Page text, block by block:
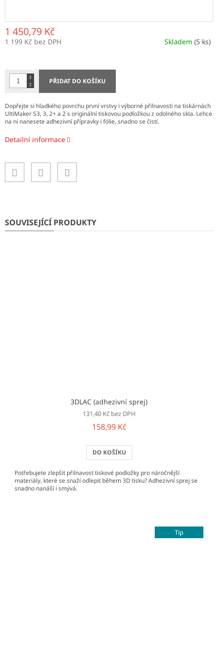
1 450,79 Kč
1 199 Kč bez DPH
Skladem(5 ks)
PŘIDAT DO KOŠÍKU
Dopřejte si hladkého povrchu první vrstvy i výborné přilnavosti na tiskárnách
UltiMaker S3, 3, 2+ a 2 s originální tiskovou podložkou z odolného skla. Lehce
na ni nanesete adhezivní přípravky i fólie, snadno se čistí.
Detailní informace
SOUVISEJÍCÍ PRODUKTY
3DLAC (adhezivní sprej)
131,40 Kč bez DPH
158,99 Kč
DO KOŠÍKU
Potřebujete zlepšit přilnavost tiskové podložky pro náročnější
materiály, které se snaží odlepit během 3D tisku? Adhezivní sprej se
snadno nanáší i smývá.
Tip